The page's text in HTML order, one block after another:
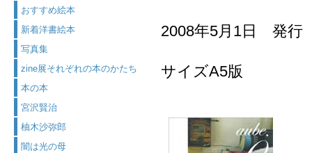
おすすめ絵本
新着洋書絵本
写真集
zine展それぞれの本のかたち
本の本
宮沢賢治
柚木沙弥郎
闇は光の母
2008年5月1日 発行
サイズA5版